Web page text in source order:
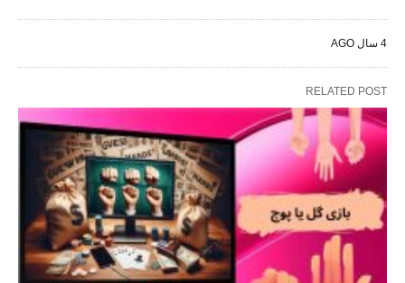
4 سال AGO
RELATED POST